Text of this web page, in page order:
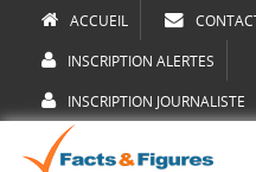
ACCUEIL
INSCRIPTION ALERTES
INSCRIPTION JOURNALISTE